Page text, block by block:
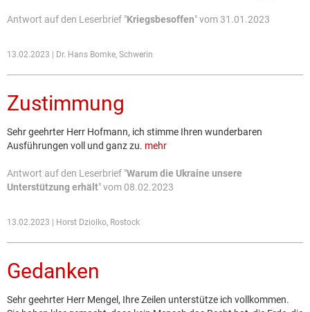
Antwort auf den Leserbrief "Kriegsbesoffen" vom 31.01.2023
13.02.2023 | Dr. Hans Bomke, Schwerin
Zustimmung
Sehr geehrter Herr Hofmann, ich stimme Ihren wunderbaren
Ausführungen voll und ganz zu. mehr
Antwort auf den Leserbrief "Warum die Ukraine unsere
Unterstützung erhält" vom 08.02.2023
13.02.2023 | Horst Dziolko, Rostock
Gedanken
Sehr geehrter Herr Mengel, Ihre Zeilen unterstütze ich vollkommen.